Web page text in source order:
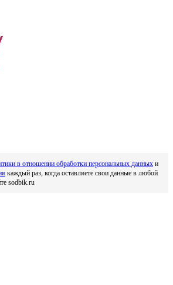
в отношении обработки персональных данных и
каждый раз, когда оставляете свои данные в любой
sodbik.ru